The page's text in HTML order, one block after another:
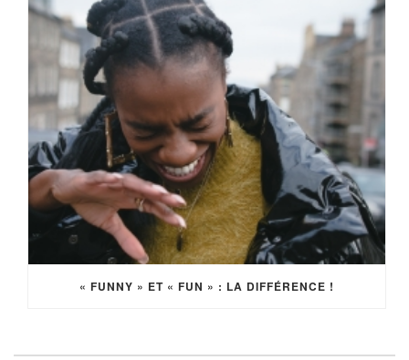
« FUNNY » ET « FUN » : LA DIFFÉRENCE !